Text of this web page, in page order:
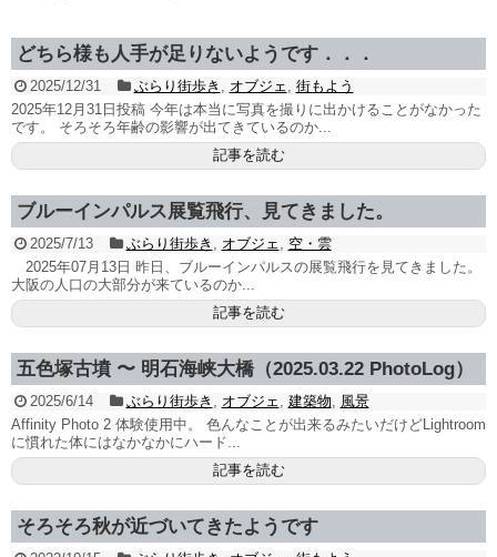
どちら様も人手が足りないようです．．．
2025/12/31 ぶらり街歩き , オブジェ, 街もよう
2025年12月31日投稿 今年は本当に写真を撮りに出かけることがなかった
です。 そろそろ年齢の影響が出てきているのか...
記事を読む
ブルーインパルス展覧飛行、見てきました。
2025/7/13 ぶらり街歩き , オブジェ, 空・雲
2025年07月13日 昨日、ブルーインパルスの展覧飛行を見てきました。
大阪の人口の大部分が来ているのか...
記事を読む
五色塚古墳 〜 明石海峡大橋（2025.03.22 PhotoLog）
2025/6/14 ぶらり街歩き , オブジェ, 建築物, 風景
Affinity Photo 2 体験使用中。 色んなことが出来るみたいだけどLightroom
に慣れた体にはなかなかにハード...
記事を読む
そろそろ秋が近づいてきたようです